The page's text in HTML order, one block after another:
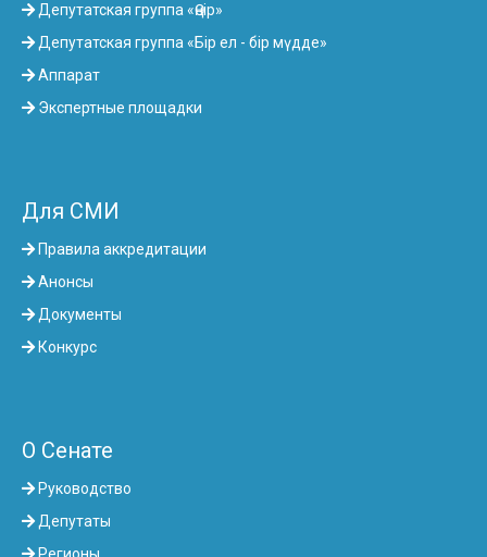
Депутатская группа «Өңір»
Депутатская группа «Бір ел - бір мүдде»
Аппарат
Экспертные площадки
Для СМИ
Правила аккредитации
Анонсы
Документы
Конкурс
О Сенате
Руководство
Депутаты
Регионы